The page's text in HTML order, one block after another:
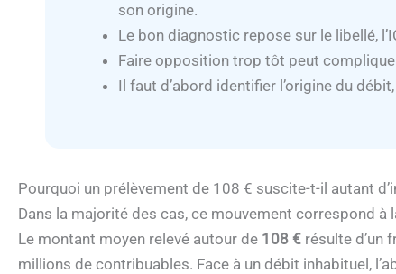
son origine.
Le bon diagnostic repose sur le libellé,
Faire opposition trop tôt peut
Il faut d’abord identifier l’origine du
Pourquoi un prélèvement de 108 € suscite-t-il autant
Dans la majorité des cas, ce mouvement correspond à
Le montant moyen relevé autour de 108 € résulte d’un
millions de contribuables. Face à un débit inhabituel,